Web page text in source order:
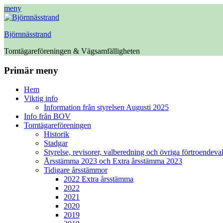
meny
Björnnässtrand
Tomtägareföreningen & Vägsamfälligheten
Facebook
Primär meny
HoppaHem
Viktig info
Information från styrelsen Augusti 2025
Info från BOV
Tomtägareföreningen
Historik
Stadgar
Styrelse, revisorer, valberedning och övriga
Årsstämma 2023 och Extra årsstämma 2023
Tidigare årsstämmor
2022 Extra årsstämma
2022
2021
2020
2019